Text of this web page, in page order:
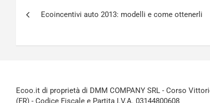
Ecoincentivi auto 2013: modelli e come ottenerli
Ecoo.it di proprietà di DMM COMPANY SRL - Corso
(FR) - Codice Fiscale e Partita I.V.A. 03144800608